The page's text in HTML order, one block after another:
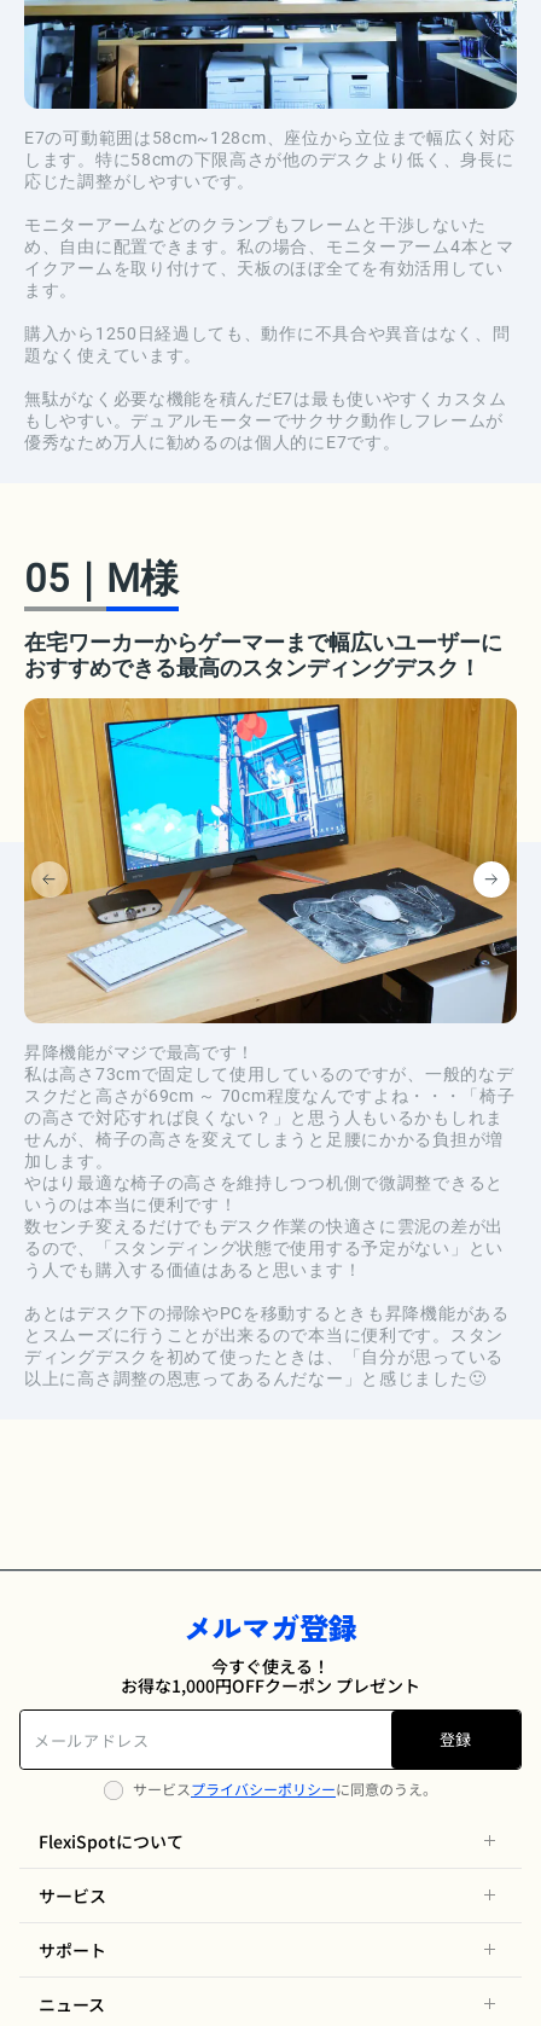
E7の可動範囲は58cm~128cm、座位から立位まで幅広く対応
します。特に58cmの下限高さが他のデスクより低く、身長に
応じた調整がしやすいです。
モニターアームなどのクランプもフレームと干渉しないた
め、自由に配置できます。私の場合、モニターアーム4本とマ
イクアームを取り付けて、天板のほぼ全てを有効活用してい
ます。
購入から1250日経過しても、動作に不具合や異音はなく、問
題なく使えています。
無駄がなく必要な機能を積んだE7は最も使いやすくカスタム
もしやすい。デュアルモーターでサクサク動作しフレームが
優秀なため万人に勧めるのは個人的にE7です。
05 M様
在宅ワーカーからゲーマーまで幅広いユーザーに
おすすめできる最高のスタンディングデスク！
昇降機能がマジで最高です！
私は高さ73cmで固定して使用しているのですが、一般的なデ
スクだと高さが69cm ～ 70cm程度なんですよね・・・「椅子
の高さで対応すれば良くない？」と思う人もいるかもしれま
せんが、椅子の高さを変えてしまうと足腰にかかる負担が増
加します。
やはり最適な椅子の高さを維持しつつ机側で微調整できると
いうのは本当に便利です！
数センチ変えるだけでもデスク作業の快適さに雲泥の差が出
るので、「スタンディング状態で使用する予定がない」とい
う人でも購入する価値はあると思います！
あとはデスク下の掃除やPCを移動するときも昇降機能がある
とスムーズに行うことが出来るので本当に便利です。スタン
ディングデスクを初めて使ったときは、「自分が思っている
以上に高さ調整の恩恵ってあるんだなー」と感じました🙂
メルマガ登録
今すぐ使える！
お得な1,000円OFFクーポン プレゼント
登録
サービスプライバシーポリシーに同意のうえ。
FlexiSpotについて
サービス
サポート
ニュース